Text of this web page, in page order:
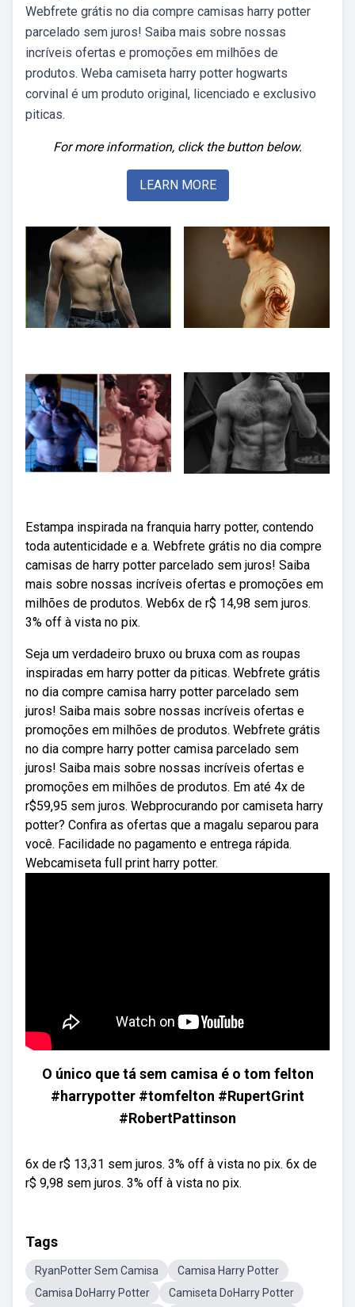
Webfrete grátis no dia compre camisas harry potter
parcelado sem juros! Saiba mais sobre nossas
incríveis ofertas e promoções em milhões de
produtos. Weba camiseta harry potter hogwarts
corvinal é um produto original, licenciado e exclusivo
piticas.
For more information, click the button below.
LEARN MORE
Estampa inspirada na franquia harry potter, contendo
toda autenticidade e a. Webfrete grátis no dia compre
camisas de harry potter parcelado sem juros! Saiba
mais sobre nossas incríveis ofertas e promoções em
milhões de produtos. Web6x de r$ 14,98 sem juros.
3% off à vista no pix.
Seja um verdadeiro bruxo ou bruxa com as roupas
inspiradas em harry potter da piticas. Webfrete grátis
no dia compre camisa harry potter parcelado sem
juros! Saiba mais sobre nossas incríveis ofertas e
promoções em milhões de produtos. Webfrete grátis
no dia compre harry potter camisa parcelado sem
juros! Saiba mais sobre nossas incríveis ofertas e
promoções em milhões de produtos. Em até 4x de
r$59,95 sem juros. Webprocurando por camiseta harry
potter? Confira as ofertas que a magalu separou para
você. Facilidade no pagamento e entrega rápida.
Webcamiseta full print harry potter.
O único que tá sem camisa é o tom felton
#harrypotter #tomfelton #RupertGrint
#RobertPattinson
6x de r$ 13,31 sem juros. 3% off à vista no pix. 6x de
r$ 9,98 sem juros. 3% off à vista no pix.
Tags
RyanPotter Sem Camisa
Camisa Harry Potter
Camisa DoHarry Potter
Camiseta DoHarry Potter